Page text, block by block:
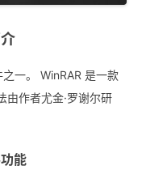
一。 WinRAR 是一款
由作者尤金·罗谢尔研
能